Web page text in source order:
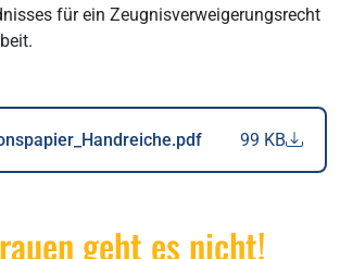
für ein Zeugnisverweigerungsrecht
99 KB
geht es nicht!